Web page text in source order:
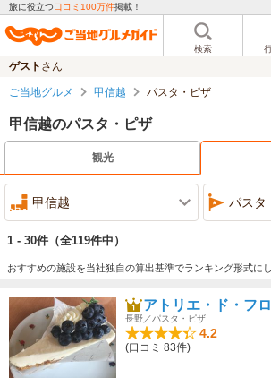
旅に役立つ口コミ100万件掲載！
検索
ゲスト さん
ご当地グルメ 甲信越 パスタ・ピザ
甲信越のパスタ・ピザ
観光
甲信越 パスタ
1 - 30件 （全119件中）
おすすめの施設を当社独自の算出基準でランキング形式に
アトリエ・ド・フ
長野／パスタ・ピザ
4.2
(口コミ 83件)